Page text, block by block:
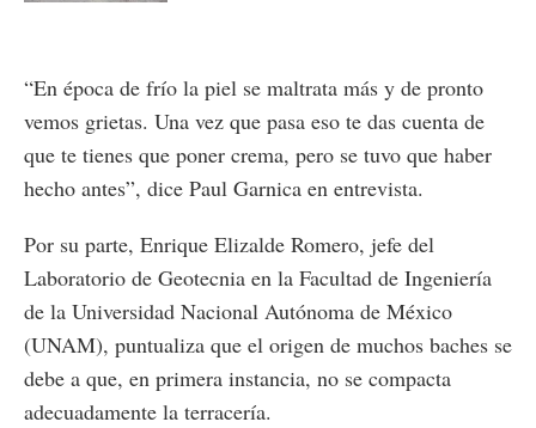
“En época de frío la piel se maltrata más y de pronto
vemos grietas. Una vez que pasa eso te das cuenta de
que te tienes que poner crema, pero se tuvo que haber
hecho antes”, dice Paul Garnica en entrevista.
Por su parte, Enrique Elizalde Romero, jefe del
Laboratorio de Geotecnia en la Facultad de Ingeniería
de la Universidad Nacional Autónoma de México
(UNAM), puntualiza que el origen de muchos baches se
debe a que, en primera instancia, no se compacta
adecuadamente la terracería.